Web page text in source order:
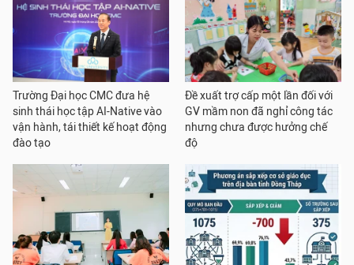
Trường Đại học CMC đưa hệ
sinh thái học tập AI-Native vào
vận hành, tái thiết kế hoạt động
đào tạo
Đề xuất trợ cấp một lần đối với
GV mầm non đã nghỉ công tác
nhưng chưa được hưởng chế
độ